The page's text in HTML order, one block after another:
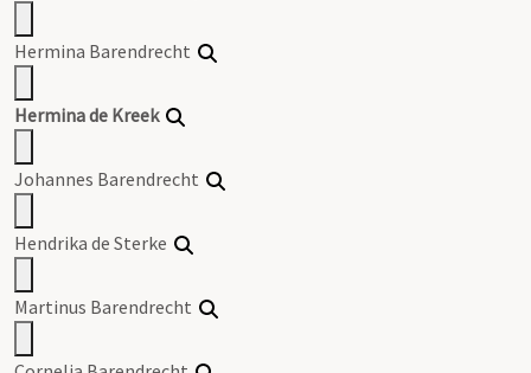
Hermina Barendrecht
Hermina de Kreek
Johannes Barendrecht
Hendrika de Sterke
Martinus Barendrecht